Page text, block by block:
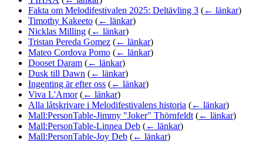
Fakta om Melodifestivalen 2025: Deltävling 3 (← länkar)
Timothy Kakeeto (← länkar)
Nicklas Milling (← länkar)
Tristan Pereda Gomez (← länkar)
Mateo Cordova Pomo (← länkar)
Dooset Daram (← länkar)
Dusk till Dawn (← länkar)
Ingenting är efter oss (← länkar)
Viva L'Amor (← länkar)
Alla låtskrivare i Melodifestivalens historia (← länkar)
Mall:PersonTable-Jimmy "Joker" Thörnfeldt (← länkar)
Mall:PersonTable-Linnea Deb (← länkar)
Mall:PersonTable-Joy Deb (← länkar)